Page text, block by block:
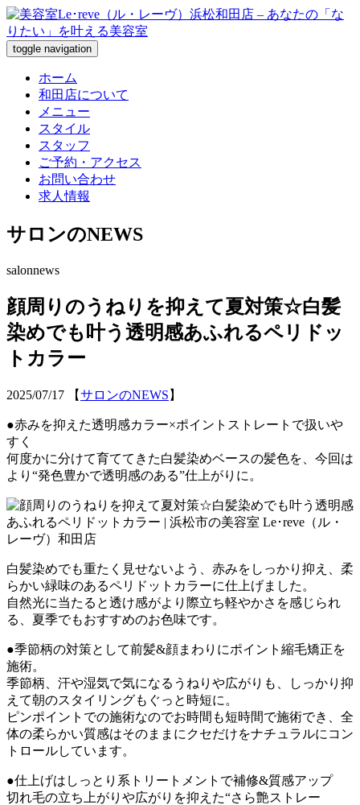
toggle navigation
ホーム
和田店について
メニュー
スタイル
スタッフ
ご予約・アクセス
お問い合わせ
求人情報
サロンのNEWS
salonnews
顔周りのうねりを抑えて夏対策☆白髪
染めでも叶う透明感あふれるペリドッ
トカラー
2025/07/17 【サロンのNEWS 】
●赤みを抑えた透明感カラー×ポイントストレートで扱いや
すく
何度かに分けて育ててきた白髪染めベースの髪色を、今回は
より“発色豊かで透明感のある”仕上がりに。
白髪染めでも重たく見せないよう、赤みをしっかり抑え、柔
らかい緑味のあるペリドットカラーに仕上げました。
自然光に当たると透け感がより際立ち軽やかさを感じられ
る、夏季でもおすすめのお色味です。
●季節柄の対策として前髪&顔まわりにポイント縮毛矯正を
施術。
季節柄、汗や湿気で気になるうねりや広がりも、しっかり抑
えて朝のスタイリングもぐっと時短に。
ピンポイントでの施術なのでお時間も短時間で施術でき、全
体の柔らかい質感はそのままにクセだけをナチュラルにコン
トロールしています。
●仕上げはしっとり系トリートメントで補修&質感アップ
切れ毛の立ち上がりや広がりを抑えた“さら艶ストレー